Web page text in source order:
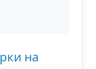
на